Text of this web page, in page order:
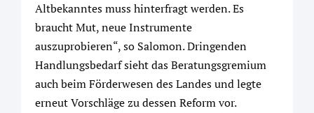
Altbekanntes muss hinterfragt werden. Es
braucht Mut, neue Instrumente
auszuprobieren“, so Salomon. Dringenden
Handlungsbedarf sieht das Beratungsgremium
auch beim Förderwesen des Landes und legte
erneut Vorschläge zu dessen Reform vor.